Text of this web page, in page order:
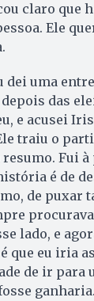
claro que
Ele
dei uma
depois das
e acusei
traiu o
resumo. Fui
é de
de puxar
lado, e
que eu iria
de ir para